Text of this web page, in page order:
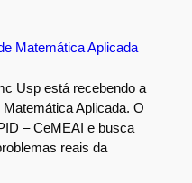
Matemática Aplicada
Usp está recebendo a
Aplicada. O
– CeMEAI e busca
reais da